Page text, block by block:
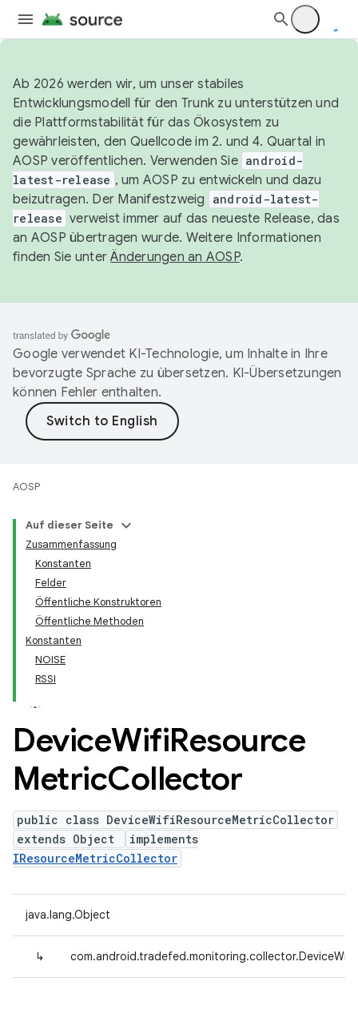
Ab 2026 werden wir, um unser stabiles
Entwicklungsmodell für den Trunk zu unterstützen und
die Plattformstabilität für das Ökosystem zu
gewährleisten, den Quellcode im 2. und 4. Quartal in
AOSP veröffentlichen. Verwenden Sie android-
latest-release , um AOSP zu entwickeln und dazu
beizutragen. Der Manifestzweig
android-latest-
release verweist immer auf das neueste Release, das
an AOSP übertragen wurde. Weitere Informationen
finden Sie unterÄnderungen an AOSP.
Google verwendet KI-Technologie, um Inhalte in Ihre
bevorzugte Sprache zu übersetzen. KI-Übersetzungen
können Fehler enthalten.
AOSP
Auf dieser Seite
Zusammenfassung
Konstanten
Felder
Öffentliche Konstruktoren
Öffentliche Methoden
Konstanten
NOISE
RSSI
DeviceWifiResource
MetricCollector
public class DeviceWifiResourceMetricCollector
extends Object
implements
IResourceMetricCollector
java.lang.Object
↳